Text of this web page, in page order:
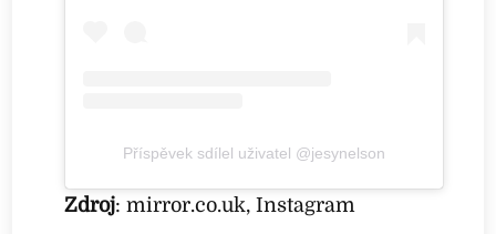
Příspěvek sdílel uživatel @jesynelson
Zdroj: mirror.co.uk, Instagram